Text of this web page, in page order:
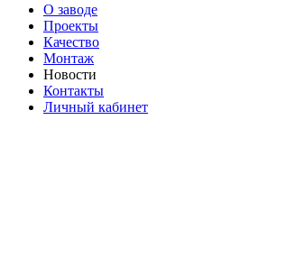
О заводе
Проекты
Качество
Монтаж
Новости
Контакты
Личный кабинет